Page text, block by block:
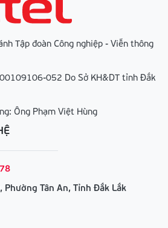
Tập đoàn Công nghiệp - Viễn thông
052 Do Sở KH&DT tỉnh Đắk
Ông Phạm Việt Hùng
Phường Tân An, Tỉnh Đắk Lắk